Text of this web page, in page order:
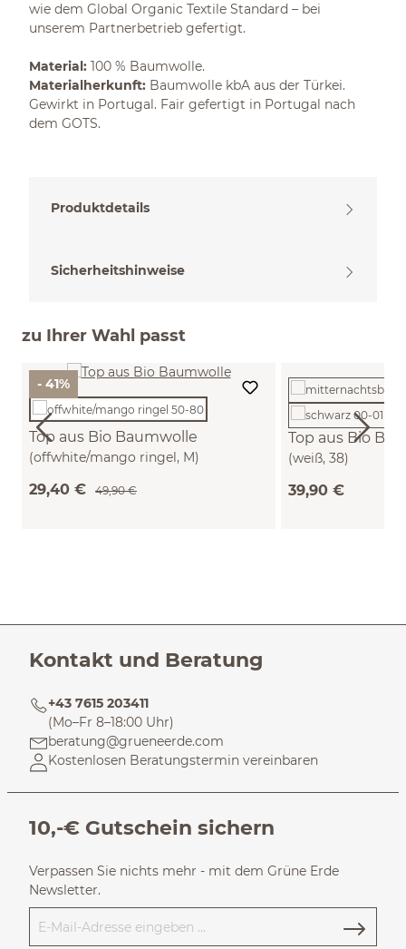
wie dem Global Organic Textile Standard – bei
unserem Partnerbetrieb gefertigt.
Material: 100 % Baumwolle.
Materialherkunft: Baumwolle kbA aus der Türkei.
Gewirkt in Portugal. Fair gefertigt in Portugal nach
dem GOTS.
Produktdetails
Sicherheitshinweise
zu Ihrer Wahl passt
- 41%
Top aus Bio Baumwolle
(offwhite/mango ringel, M)
29,40 € 49,90 €
Top aus Bio
(weiß, 38)
39,90 €
Kontakt und Beratung
+43 7615 203411
(Mo–Fr 8–18:00 Uhr)
beratung@grueneerde.com
Kostenlosen Beratungstermin vereinbaren
10,-€ Gutschein sichern
Verpassen Sie nichts mehr - mit dem Grüne Erde
Newsletter.